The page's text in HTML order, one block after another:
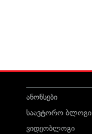
ანონსები
საავტორო ბლოგი
ვიდეობლოგი